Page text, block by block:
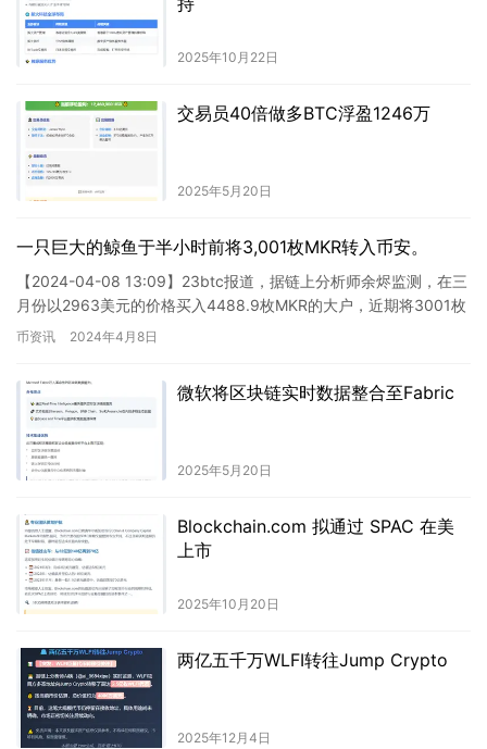
2025年10月22日
交易员40倍做多BTC浮盈1246万
2025年5月20日
一只巨大的鲸鱼于半小时前将3,001枚MKR转入币安。
【2024-04-08 13:09】23btc报道，据链上分析师余烬监测，在三
月份以2963美元的价格买入4488.9枚MKR的大户，近期将3001枚
MKR（价值1066万美元）转…
币资讯 2024年4月8日
微软将区块链实时数据整合至Fabric
2025年5月20日
Blockchain.com 拟通过 SPAC 在美
上市
2025年10月20日
两亿五千万WLFI转往Jump Crypto
2025年12月4日